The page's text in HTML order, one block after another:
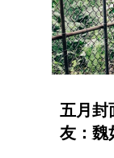
五月封
友：魏